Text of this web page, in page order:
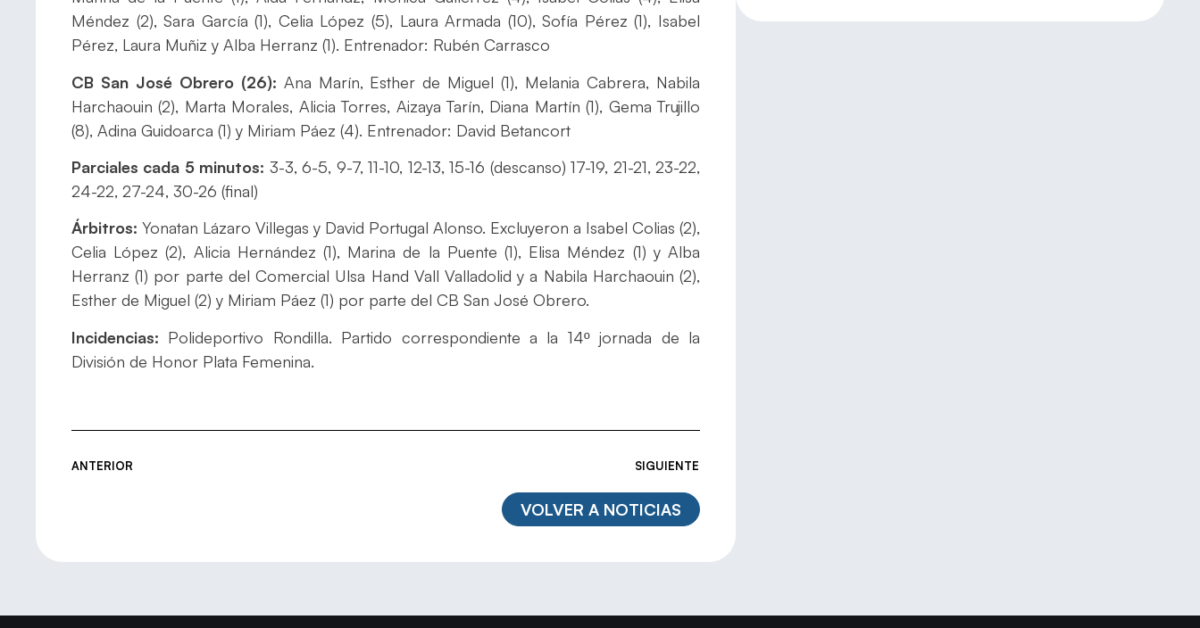
Méndez (2), Sara García (1), Celia López (5), Laura Armada (10), Sofía Pérez (1), Isabel
Pérez, Laura Muñiz y Alba Herranz (1). Entrenador: Rubén Carrasco
CB San José Obrero (26): Ana Marín, Esther de Miguel (1), Melania Cabrera, Nabila
Harchaouin (2), Marta Morales, Alicia Torres, Aizaya Tarín, Diana Martín (1), Gema Trujillo
(8), Adina Guidoarca (1) y Miriam Páez (4). Entrenador: David Betancort
Parciales cada 5 minutos: 3-3, 6-5, 9-7, 11-10, 12-13, 15-16 (descanso) 17-19, 21-21, 23-22,
24-22, 27-24, 30-26 (final)
Árbitros: Yonatan Lázaro Villegas y David Portugal Alonso. Excluyeron a Isabel Colias (2),
Celia López (2), Alicia Hernández (1), Marina de la Puente (1), Elisa Méndez (1) y Alba
Herranz (1) por parte del Comercial Ulsa Hand Vall Valladolid y a Nabila Harchaouin (2),
Esther de Miguel (2) y Miriam Páez (1) por parte del CB San José Obrero.
Incidencias: Polideportivo Rondilla. Partido correspondiente a la 14º jornada de la
División de Honor Plata Femenina.
ANTERIOR SIGUIENTE
VOLVER A NOTICIAS